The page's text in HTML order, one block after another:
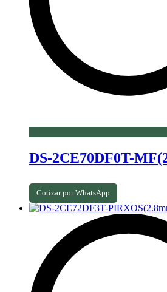
DS-2CE70DF0T-
Cotizar por WhatsApp